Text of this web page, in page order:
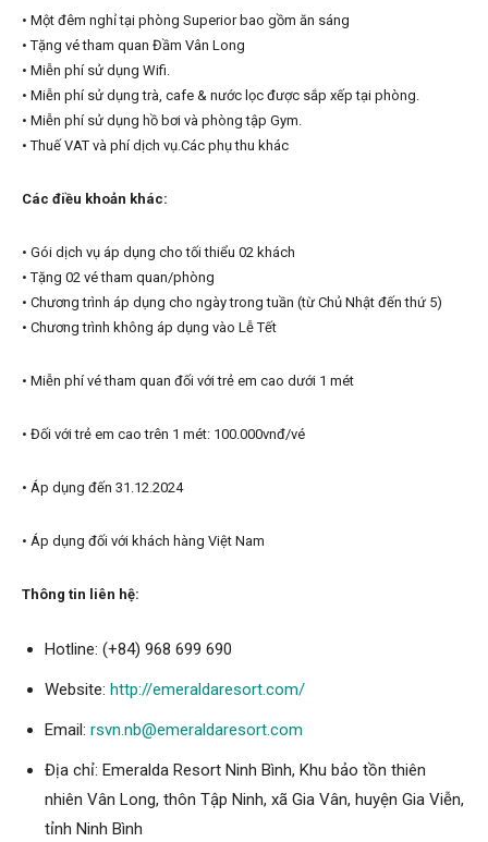
• Một đêm nghỉ tại phòng Superior bao gồm ăn sáng
• Tặng vé tham quan Đầm Vân Long
• Miễn phí sử dụng Wifi.
• Miễn phí sử dụng trà, cafe & nước lọc được sắp xếp tại phòng.
• Miễn phí sử dụng hồ bơi và phòng tập Gym.
• Thuế VAT và phí dịch vụ.Các phụ thu khác
Các điều khoản khác:
• Gói dịch vụ áp dụng cho tối thiểu 02 khách
• Tặng 02 vé tham quan/phòng
• Chương trình áp dụng cho ngày trong tuần (từ Chủ Nhật đến thứ 5)
• Chương trình không áp dụng vào Lễ Tết
• Miễn phí vé tham quan đối với trẻ em cao dưới 1 mét
• Đối với trẻ em cao trên 1 mét: 100.000vnđ/vé
• Áp dụng đến 31.12.2024
• Áp dụng đối với khách hàng Việt Nam
Thông tin liên hệ:
Hotline: (+84) 968 699 690
Website: http://emeraldaresort.com/
Email: rsvn.nb@emeraldaresort.com
Địa chỉ: Emeralda Resort Ninh Bình, Khu bảo tồn thiên
nhiên Vân Long, thôn Tập Ninh, xã Gia Vân, huyện Gia Viễn,
tỉnh Ninh Bình